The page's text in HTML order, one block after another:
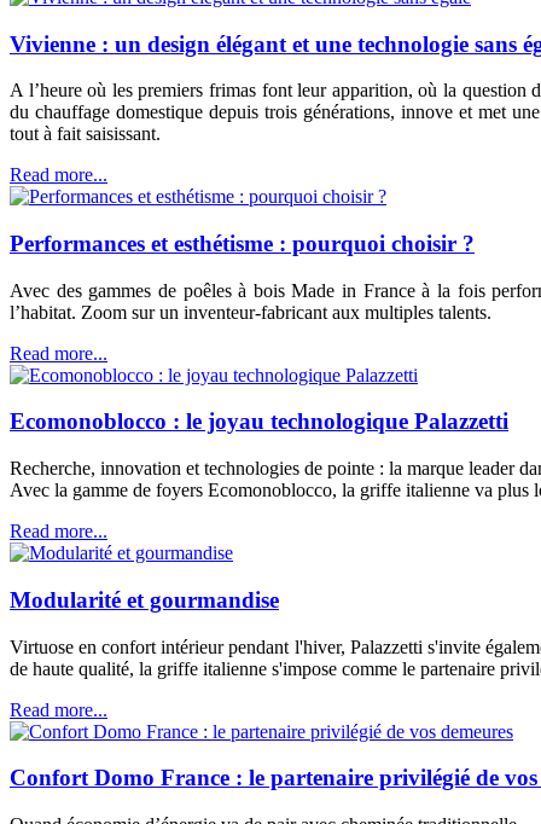
Vivienne : un design élégant et une technologie sans
A l’heure où les premiers frimas font leur apparition, où la question
du chauffage domestique depuis trois générations, innove et met
tout à fait saisissant.
Read more...
Performances et esthétisme : pourquoi choisir ?
Avec des gammes de poêles à bois Made in France à la fois
l’habitat. Zoom sur un inventeur-fabricant aux multiples talents.
Read more...
Ecomonoblocco : le joyau technologique Palazzetti
Recherche, innovation et technologies de pointe : la marque leader
Avec la gamme de foyers Ecomonoblocco, la griffe italienne va plus
Read more...
Modularité et gourmandise
Virtuose en confort intérieur pendant l'hiver, Palazzetti s'invite
de haute qualité, la griffe italienne s'impose comme le partenaire
Read more...
Confort Domo France : le partenaire privilégié de vos